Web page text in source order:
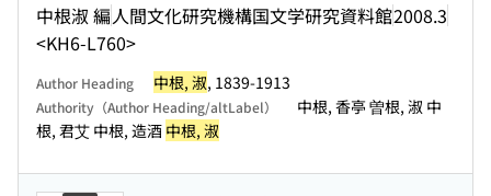
中根淑 編人間文化研究機構国文学研究資料館2008.3
<KH6-L760>
Author Heading 中根, 淑, 1839-1913
Authority（Author Heading/altLabel）
中根, 香亭 曽根, 淑 中
根, 君艾 中根, 造酒 中根, 淑